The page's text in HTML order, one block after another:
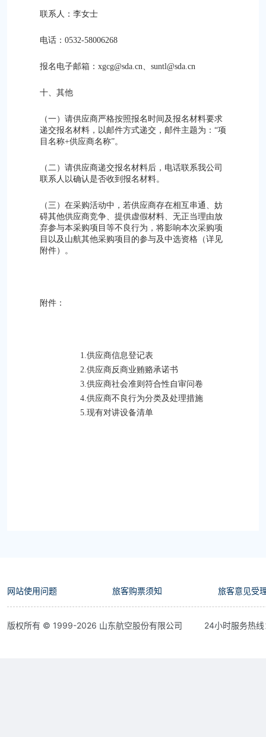
联系人：李女士
电话：0532-58006268
报名电子邮箱：xgcg@sda.cn、suntl@sda.cn
十、其他
（一）请供应商严格按照报名时间及报名材料要求
递交报名材料，以邮件方式递交，邮件主题为：“项
目名称+供应商名称”。
（二）请供应商递交报名材料后，电话联系我公司
联系人以确认是否收到报名材料。
（三）在采购活动中，若供应商存在相互串通、妨
碍其他供应商竞争、提供虚假材料、无正当理由放
弃参与本采购项目等不良行为，将影响本次采购项
目以及山航其他采购项目的参与及中选资格（详见
附件）。
附件：
1.供应商信息登记表
2.供应商反商业贿赂承诺书
3.供应商社会准则符合性自审问卷
4.供应商不良行为分类及处理措施
5.现有对讲设备清单
网站使用问题 旅客购票须知 旅客意见受
版权所有 © 1999-2026 山东航空股份有限公司 24小时服务热线